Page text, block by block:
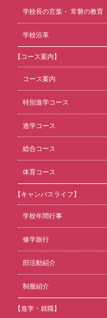
学校長の言葉・ 常磐の教育
学校沿革
【コース案内】
コース案内
特別進学コース
進学コース
総合コース
体育コース
【キャンパスライフ】
学校年間行事
修学旅行
部活動紹介
制服紹介
【進学・就職】